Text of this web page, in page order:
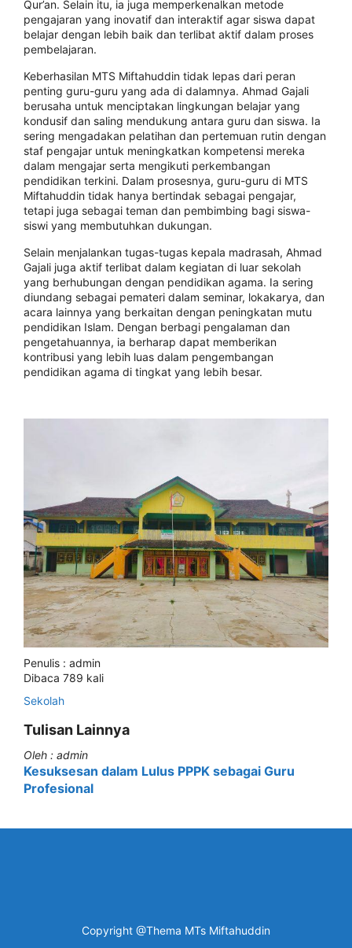
Qur’an. Selain itu, ia juga memperkenalkan metode
pengajaran yang inovatif dan interaktif agar siswa dapat
belajar dengan lebih baik dan terlibat aktif dalam proses
pembelajaran.
Keberhasilan MTS Miftahuddin tidak lepas dari peran
penting guru-guru yang ada di dalamnya. Ahmad Gajali
berusaha untuk menciptakan lingkungan belajar yang
kondusif dan saling mendukung antara guru dan siswa. Ia
sering mengadakan pelatihan dan pertemuan rutin dengan
staf pengajar untuk meningkatkan kompetensi mereka
dalam mengajar serta mengikuti perkembangan
pendidikan terkini. Dalam prosesnya, guru-guru di MTS
Miftahuddin tidak hanya bertindak sebagai pengajar,
tetapi juga sebagai teman dan pembimbing bagi siswa-
siswi yang membutuhkan dukungan.
Selain menjalankan tugas-tugas kepala madrasah, Ahmad
Gajali juga aktif terlibat dalam kegiatan di luar sekolah
yang berhubungan dengan pendidikan agama. Ia sering
diundang sebagai pemateri dalam seminar, lokakarya, dan
acara lainnya yang berkaitan dengan peningkatan mutu
pendidikan Islam. Dengan berbagi pengalaman dan
pengetahuannya, ia berharap dapat memberikan
kontribusi yang lebih luas dalam pengembangan
pendidikan agama di tingkat yang lebih besar.
Penulis : admin
Dibaca 789 kali
Sekolah
Tulisan Lainnya
Oleh : admin
Kesuksesan dalam Lulus PPPK sebagai Guru
Profesional
Copyright @Thema MTs Miftahuddin